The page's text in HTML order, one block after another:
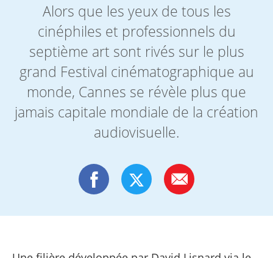
Alors que les yeux de tous les
cinéphiles et professionnels du
septième art sont rivés sur le plus
grand Festival cinématographique au
monde, Cannes se révèle plus que
jamais capitale mondiale de la création
audiovisuelle.